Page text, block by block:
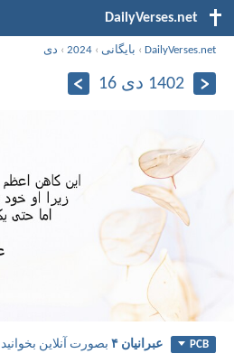
DailyVerses.net
DailyVerses.net
› بایگانی ›
2024
› دی
1402 دی 16
PCB عبرانيان ۴ بصورت آنلاین بخوانید